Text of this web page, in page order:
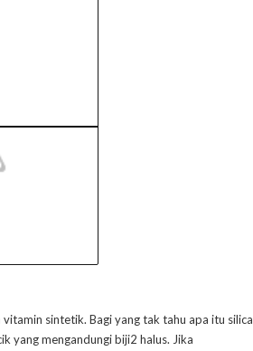
sintetik. Bagi yang tak tahu apa itu silica
yang mengandungi biji2 halus. Jika